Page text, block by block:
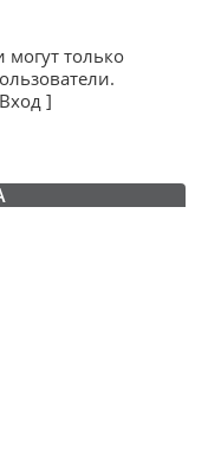
только
Вход]